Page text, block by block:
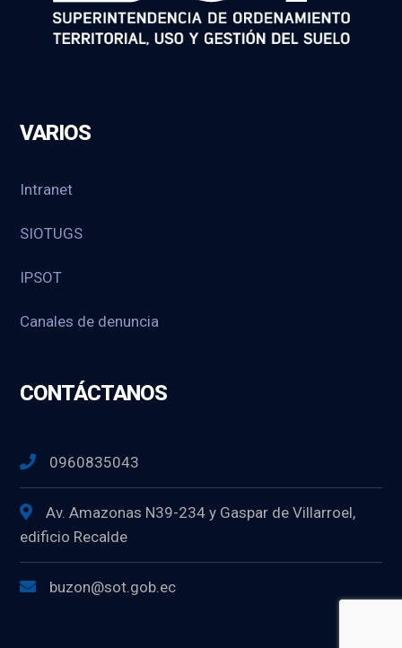
VARIOS
Intranet
SIOTUGS
IPSOT
Canales de denuncia
CONTÁCTANOS
0960835043
Av. Amazonas N39-234 y Gaspar de Villarroel,
edificio Recalde
buzon@sot.gob.ec